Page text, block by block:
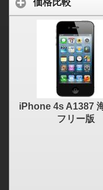
価格比較
iPhone 4s A1387
フリー版